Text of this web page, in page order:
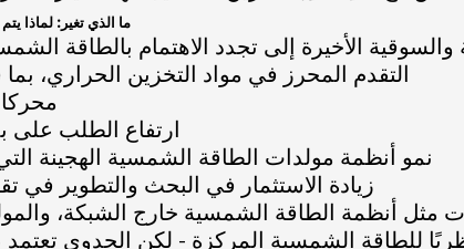
ما الذي تغير: لماذا
التقدم المحرز في مواد التخزين الحراري،
ارتفاع الطلب على
نمو أنظمة مولدات الطاقة الشمسية الهجينة
زيادة الاستثمار في البحث والتطوير في
أنظمة الطاقة الشمسية خارج الشبكة،